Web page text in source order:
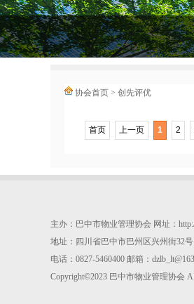
协会首页 > 创先评优
首页 上一页 1 2
主办： 巴中市物业管理协会 网址：
地址： 四川省巴中市巴州区兴州街32号
电话： 0827-5460400 邮箱：
Copyright©2023 巴中市物业管理协会